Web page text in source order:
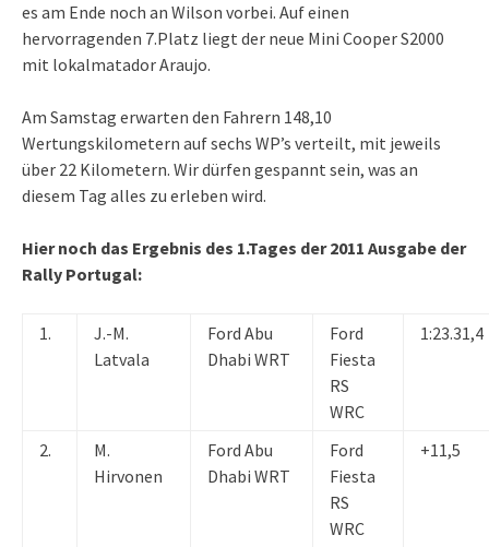
es am Ende noch an Wilson vorbei. Auf einen
hervorragenden 7.Platz liegt der neue Mini Cooper S2000
mit lokalmatador Araujo.
Am Samstag erwarten den Fahrern 148,10
Wertungskilometern auf sechs WP’s verteilt, mit jeweils
über 22 Kilometern. Wir dürfen gespannt sein, was an
diesem Tag alles zu erleben wird.
Hier noch das Ergebnis des 1.Tages der 2011 Ausgabe der
Rally Portugal:
1.
J.-M.
Latvala
Ford Abu
Dhabi WRT
Ford
Fiesta
RS
WRC
1:23.31,4
2.
M.
Hirvonen
Ford Abu
Dhabi WRT
Ford
Fiesta
RS
WRC
+11,5